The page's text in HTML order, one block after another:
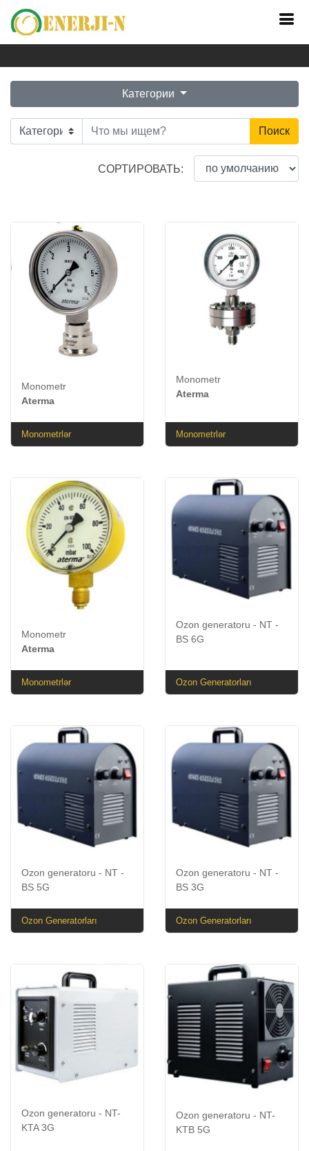
Категории
Поиск
СОРТИРОВАТЬ:
Monometr
Aterma
Monometrlər
Monometr
Aterma
Monometrlər
Monometr
Aterma
Monometrlər
Ozon generatoru - NT -
BS 6G
Ozon Generatorları
Ozon generatoru - NT -
BS 5G
Ozon Generatorları
Ozon generatoru - NT -
BS 3G
Ozon Generatorları
Ozon generatoru - NT-
KTA 3G
Ozon generatoru - NT-
KTB 5G